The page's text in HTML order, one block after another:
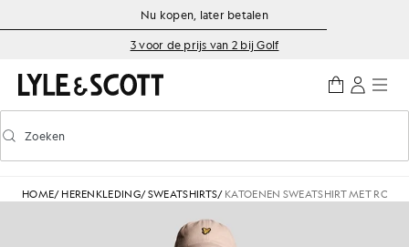
Ga naar de hoofdinhoud
Informatie over toegankelijkheid
Nu kopen, later betalen
3 voor de prijs van 2 bij Golf
Voorspellend zoeken in- of uitschakelen
Zoeken
HOME/ HERENKLEDING/SWEATSHIRTS/ KATOENEN SWEATSHIRT MET